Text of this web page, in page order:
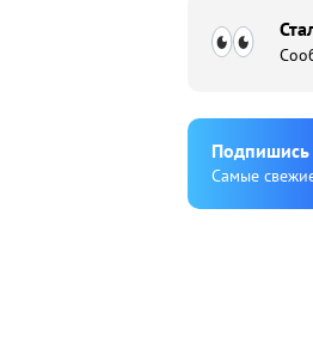
Подпишиcь
Cамые